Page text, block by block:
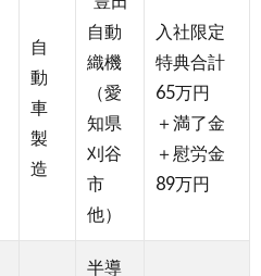
自
動
車
製
造
自動
織機
（愛
知県
刈谷
市
他）
入社限定
特典合計
65万円
＋満了金
＋慰労金
89万円
半導